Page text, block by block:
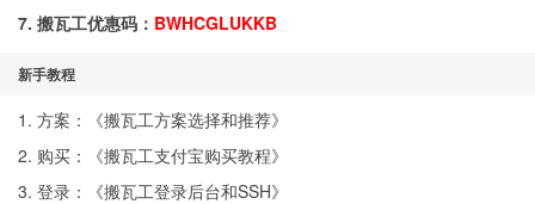
7. 搬瓦工优惠码： BWHCGLUKKB
新手教程
1. 方案：《搬瓦工方案选择和推荐》
2. 购买：《搬瓦工支付宝购买教程》
3. 登录：《搬瓦工登录后台和SSH》